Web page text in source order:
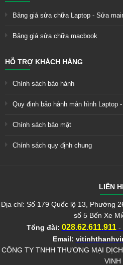
Bảng giá sửa chữa Laptop - Sửa
Bảng giá sửa chữa macbook
HỖ TRỢ KHÁCH HÀNG
Chính sách bảo hành
Quy định bảo hành màn hình Laptop
Chính sách bảo mật
Chính sách quy định chung
LIÊN
Địa chỉ: Số 179 Quốc lộ 13, Phường
số 5 Bến Xe
Tổng đài: 028.62.611.911 -
Email:
CÔNG TY TNHH THƯƠNG MẠI
VINH